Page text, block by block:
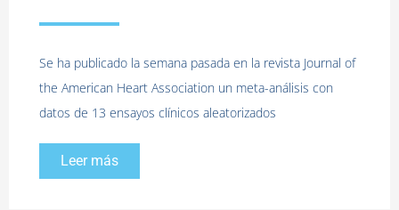
Se ha publicado la semana pasada en la revista Journal of
the American Heart Association un meta-análisis con
datos de 13 ensayos clínicos aleatorizados
Leer más